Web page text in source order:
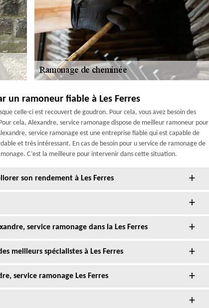
un ramoneur fiable à Les Ferres
celle-ci est recouvert de goudron. Pour cela, vous avez besoin des
cela, Alexandre, service ramonage dispose de meilleur ramoneur pour
service ramonage est une entreprise fiable qui est capable de
et très intéressant. En cas de besoin pour u service de ramonage de
C’est la meilleure pour intervenir dans cette situation.
son rendement à Les Ferres
service ramonage dans la Les Ferres
meilleurs spécialistes à Les Ferres
service ramonage Les Ferres